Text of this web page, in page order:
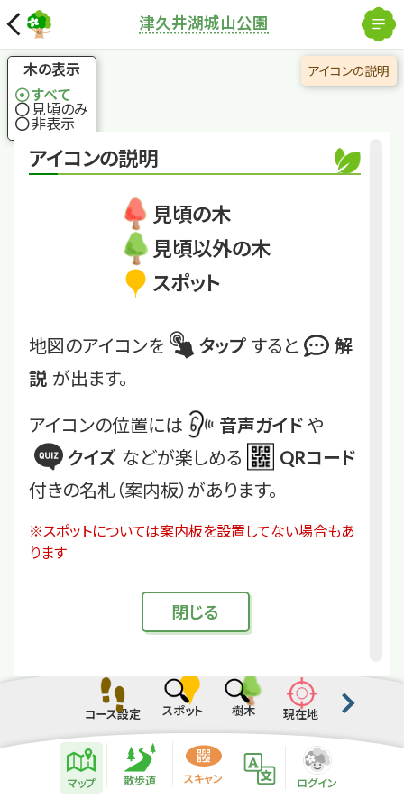
アイコンの説明
見頃の木
見頃以外の木
スポット
地図のアイコンを タップ すると
解
説 が出ます。
アイコンの位置には 音声ガイド や
クイズ などが楽しめる
QRコード
付きの名札（案内板）があります。
※スポットについては案内板を設置してない場合もあ
ります
閉じる
津久井湖城山公園
ムクロジ
ムクロジ
国土地理院
木の表示
すべて
見頃のみ
非表示
解除
アイコンの説明
コース設定 スポット 樹木 現在地
マップ 散歩道 スキャン ログイン
散歩道紹介ページ
緑地紹介情報